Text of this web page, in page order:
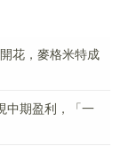
花，麥格米特成
中期盈利，「一